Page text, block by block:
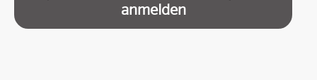
anmelden